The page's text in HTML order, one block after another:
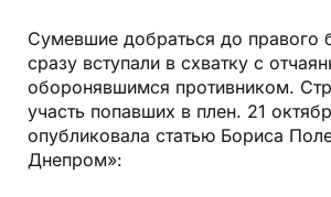
Сумевшие добраться до правого
сразу вступали в схватку с
оборонявшимся противником.
участь попавших в плен. 21
опубликовала статью Бориса
Днепром»: